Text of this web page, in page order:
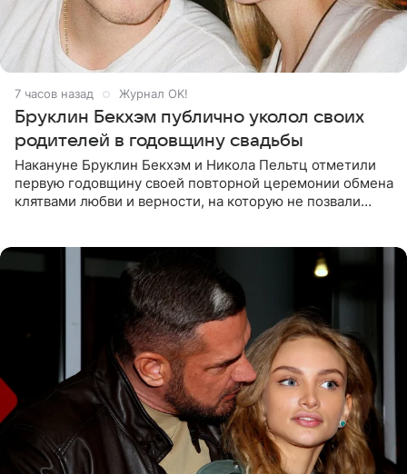
7 часов назад Журнал OK!
Бруклин Бекхэм публично уколол своих
родителей в годовщину свадьбы
Накануне Бруклин Бекхэм и Никола Пельтц отметили
первую годовщину своей повторной церемонии обмена
клятвами любви и верности, на которую не позвали